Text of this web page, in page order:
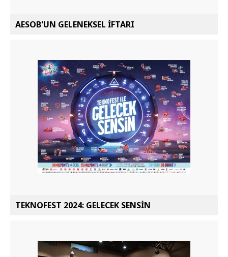
AESOB'UN GELENEKSEL İFTARI
TEKNOFEST 2024: GELECEK SENSİN